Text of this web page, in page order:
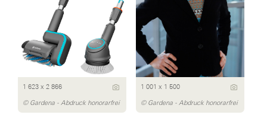
1 623 x 2 866
© Gardena - Abdruck honorarfrei
1 001 x 1 500
© Gardena - Abdruck honorarfrei